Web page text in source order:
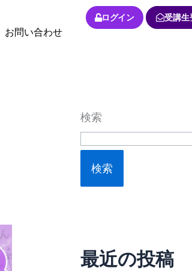
お問い合わせ
ログイン 受講生
検索
検索
最近の投稿